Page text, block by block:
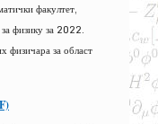
факултет,
физику за 2022.
физичара за област